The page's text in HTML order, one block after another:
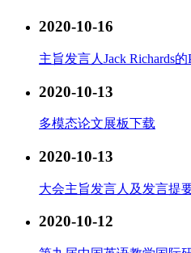
2020-10-16
主旨发言人Jack Richards
2020-10-13
多模态论文展板下载
2020-10-13
大会主旨发言人及发言提
2020-10-12